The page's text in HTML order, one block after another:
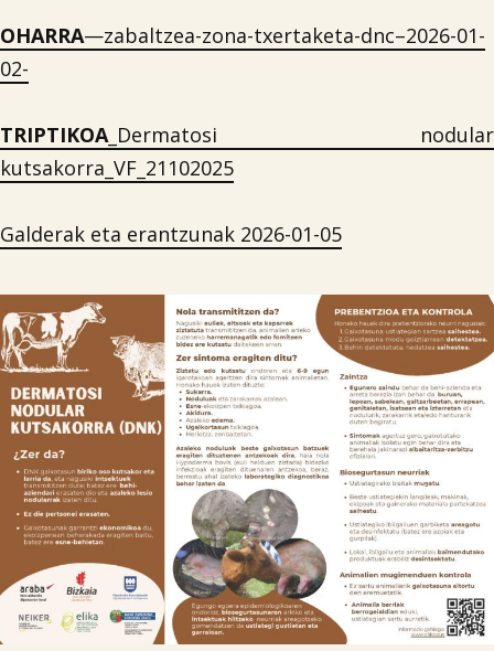
OHARRA—zabaltzea-zona-txertaketa-dnc–2026-01-
02-
TRIPTIKOA_Dermatosi nodular
kutsakorra_VF_21102025
Galderak eta erantzunak 2026-01-05